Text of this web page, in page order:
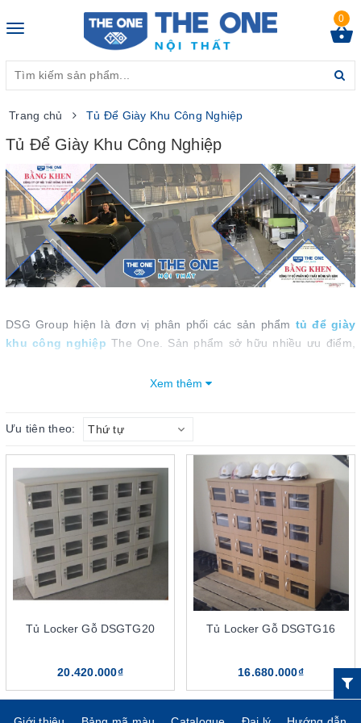
Toggle
0
Trang chủ Tủ Để Giày Khu Công Nghiệp
Tủ Để Giày Khu Công Nghiệp
DSG Group hiện là đơn vị phân phối các sản phẩm tủ để giày
khu công nghiệp The One. Sản phẩm sở hữu nhiều ưu điểm,
chất liệu gỗ ép công nghiệp cao cấp, tủ để giày có độ bền, tuổi
Mục lục bài viết
6 điểm nổi bật của tủ để giày khu công nghiệp The One
Thiết kế tủ hiện đại
Chất liệu sản phẩm cao cấp
Kích thước tủ đa dạng
Tnh ứng dụng linh hoạt
Tính thẩm mỹ cao
Giá thành tủ phải chăng
Xem thêm
Ưu tiên theo: Thứ tự
Tủ Locker Gỗ DSGTG20
20.420.000₫
Tủ Locker Gỗ DSGTG16
16.680.000₫